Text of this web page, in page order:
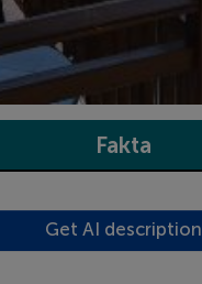
Fakta
Get AI description